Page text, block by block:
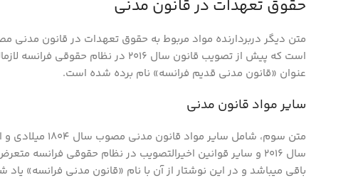
حقوق تعهدات در قانون مدنی
است که پیش از تصویب قانون سال 2016 در
عنوان «قانون مدنی قدیم فرانسه» نام برده شده است.
سایر مواد قانون مدنی
متن سوم، شامل
سال 2016 و سایر قوانین اخیرالتصویب در نظام حقوقی
باقی می­باشد و در این نوشتار از آن با نام «قانون مدنی فرانسه»